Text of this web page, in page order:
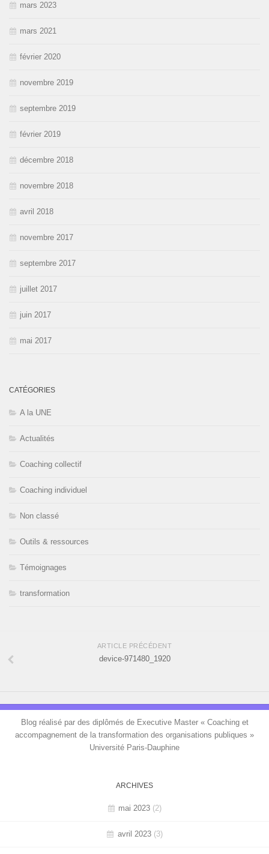
mars 2023
mars 2021
février 2020
novembre 2019
septembre 2019
février 2019
décembre 2018
novembre 2018
avril 2018
novembre 2017
septembre 2017
juillet 2017
juin 2017
mai 2017
CATÉGORIES
A la UNE
Actualités
Coaching collectif
Coaching individuel
Non classé
Outils & ressources
Témoignages
transformation
ARTICLE PRÉCÉDENT
device-971480_1920
Blog réalisé par des diplômés de Executive Master « Coaching et
accompagnement de la transformation des organisations publiques »
Université Paris-Dauphine
ARCHIVES
mai 2023 (2)
avril 2023(3)